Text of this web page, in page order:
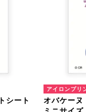
ンプリントシート